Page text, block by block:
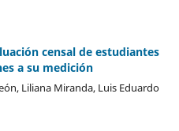
censal de estudiantes
a su medición
Liliana Miranda, Luis Eduardo